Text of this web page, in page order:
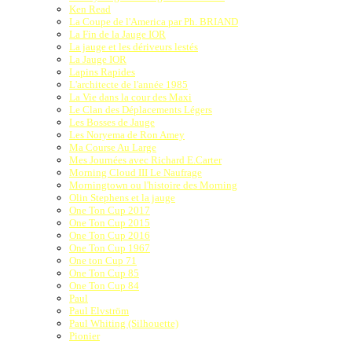
Ken Read
La Coupe de l'America par Ph. BRIAND
La Fin de la Jauge IOR
La jauge et les dériveurs lestés
La Jauge IOR
Lapins Rapides
L'architecte de l'année 1985
La Vie dans la cour des Maxi
Le Clan des Déplacements Légers
Les Bosses de Jauge
Les Noryema de Ron Amey
Ma Course Au Large
Mes Journées avec Richard E.Carter
Morning Cloud III Le Naufrage
Morningtown ou l'histoire des Morning
Olin Stephens et la jauge
One Ton Cup 2017
One Ton Cup 2015
One Ton Cup 2016
One Ton Cup 1967
One ton Cup 71
One Ton Cup 85
One Ton Cup 84
Paul
Paul Elvström
Paul Whiting (Silhouette)
Pionier